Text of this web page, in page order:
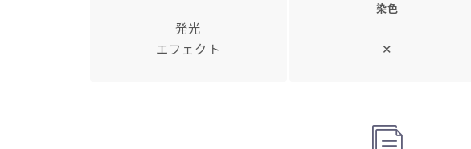
発光
エフェクト
染色
✕